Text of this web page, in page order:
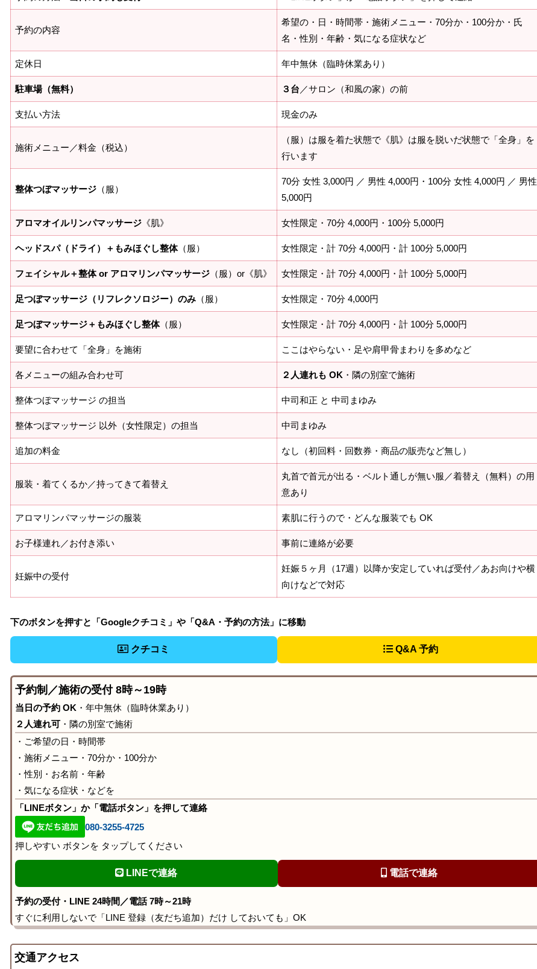
予約の内容
希望の・日・時間帯・施術メニュー・70分か・100分か・氏
名・性別・年齢・気になる症状など
定休日 年中無休（臨時休業あり）
駐車場（無料） ３台 ／サロン（和風の家）の前
支払い方法 現金のみ
施術メニュー／料金（税込）
（服）は服を着た状態で《肌》は服を脱いだ状態で「全身」を
行います
整体つぼマッサージ （服）
70分 女性 3,000円 ／ 男性 4,000円・100分 女性 4,000円 ／ 男性
5,000円
アロマオイルリンパマッサージ 《肌》 女性限定・70分 4,000円・100分 5,000円
ヘッドスパ（ドライ）＋もみほぐし整体（服） 女性限定・計 70分 4,000円・計 100分 5,000円
フェイシャル＋整体 or アロマリンパマッサージ （服）or《肌》 女性限定・計 70分 4,000円・計 100分 5,000円
足つぼマッサージ（リフレクソロジー）のみ （服） 女性限定・70分 4,000円
足つぼマッサージ＋もみほぐし整体（服） 女性限定・計 70分 4,000円・計 100分 5,000円
要望に合わせて「全身」を施術 ここはやらない・足や肩甲骨まわりを多めなど
各メニューの組み合わせ可 ２人連れも OK ・隣の別室で施術
整体つぼマッサージ の担当 中司和正 と 中司まゆみ
整体つぼマッサージ 以外（女性限定）の担当 中司まゆみ
追加の料金 なし（初回料・回数券・商品の販売など無し）
服装・着てくるか／持ってきて着替え
丸首で首元が出る・ベルト通しが無い服／着替え（無料）の用
意あり
アロマリンパマッサージの服装 素肌に行うので・どんな服装でも OK
お子様連れ／お付き添い 事前に連絡が必要
妊娠中の受付
妊娠５ヶ月（17週）以降か安定していれば受付／あお向けや横
向けなどで対応
下のボタンを押すと「Googleクチコミ」や「Q&A・予約の方法」に移動
クチコミ Q&A 予約
予約制／施術の受付 8時～19時
当日の予約 OK ・年中無休（臨時休業あり）
２人連れ可・隣の別室で施術
・ご希望の日・時間帯
・施術メニュー・70分か・100分か
・性別・お名前・年齢
・気になる症状・などを
「LINEボタン」か「電話ボタン」を押して連絡
080-3255-4725
押しやすい ボタンを タップしてください
LINEで連絡 電話で連絡
予約の受付・LINE 24時間／電話 7時～21時
すぐに利用しないで「LINE 登録（友だち追加）だけ しておいても」OK
交通アクセス